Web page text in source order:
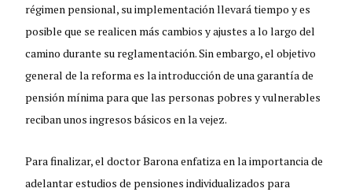
régimen pensional, su implementación llevará tiempo y es
posible que se realicen más cambios y ajustes a lo largo del
camino durante su reglamentación. Sin embargo, el objetivo
general de la reforma es la introducción de una garantía de
pensión mínima para que las personas pobres y vulnerables
reciban unos ingresos básicos en la vejez.
Para finalizar, el doctor Barona enfatiza en la importancia de
adelantar estudios de pensiones individualizados para